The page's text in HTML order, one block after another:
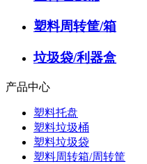
塑料周转筐/箱
垃圾袋/利器盒
产品中心
塑料托盘
塑料垃圾桶
塑料垃圾袋
塑料周转箱/周转筐